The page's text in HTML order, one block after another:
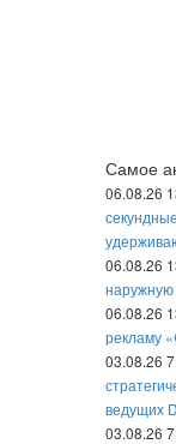
Самое
06.08.26
06.08.26
наружную
06.08.26
рекламу
03.08.26
ведущих
03.08.26